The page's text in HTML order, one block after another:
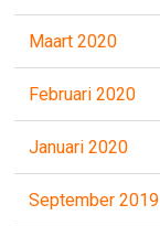
Maart 2020
Februari 2020
Januari 2020
September 2019